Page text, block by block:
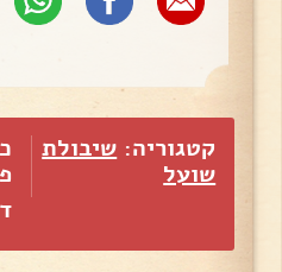
קטגוריה: שיבולת
שועל